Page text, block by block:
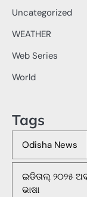
Uncategorized
WEATHER
Web Series
World
Tags
Odisha News
ଇଡିତାଲ୍ ୨୦୨୫
ଭାଷା